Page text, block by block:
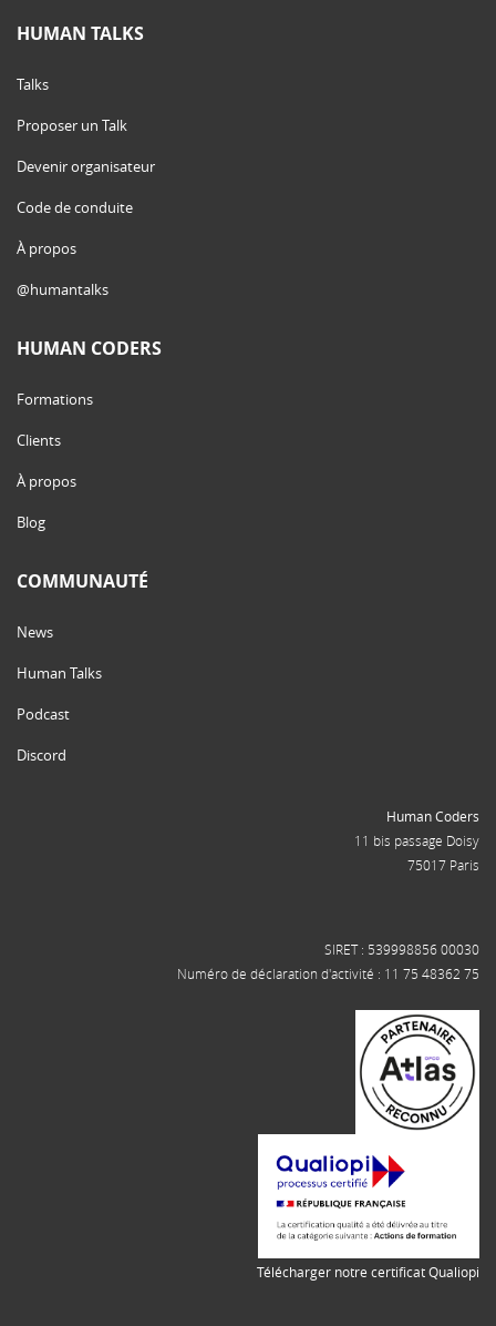
HUMAN TALKS
Talks
Proposer un Talk
Devenir organisateur
Code de conduite
À propos
@humantalks
HUMAN CODERS
Formations
Clients
À propos
Blog
COMMUNAUTÉ
News
Human Talks
Podcast
Discord
Human Coders
11 bis passage Doisy
75017 Paris
SIRET : 539998856 00030
Numéro de déclaration d'activité : 11 75 48362 75
Télécharger notre certificat Qualiopi